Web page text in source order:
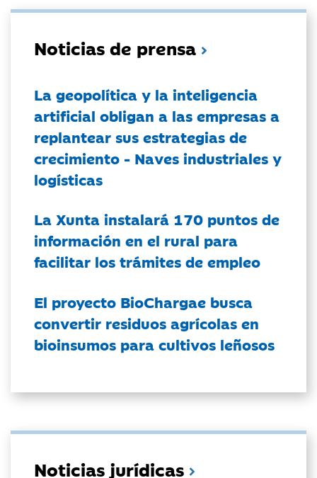
Noticias de prensa
La geopolítica y la inteligencia
artificial obligan a las empresas a
replantear sus estrategias de
crecimiento - Naves industriales y
logísticas
La Xunta instalará 170 puntos de
información en el rural para
facilitar los trámites de empleo
El proyecto BioChargae busca
convertir residuos agrícolas en
bioinsumos para cultivos leñosos
Noticias jurídicas